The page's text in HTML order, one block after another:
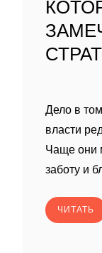
Дело в
власти
Чаще они
заботу и
ЧИТАТЬ